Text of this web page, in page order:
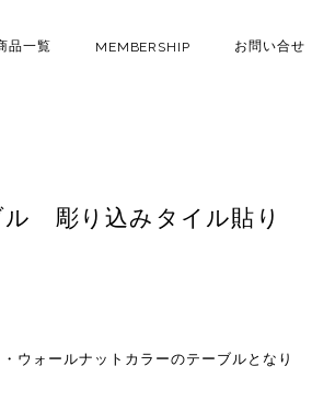
品一覧 MEMBERSHIP お問い合せ
ル 彫り込みタイル貼り
ウォールナットカラーのテーブルとなり